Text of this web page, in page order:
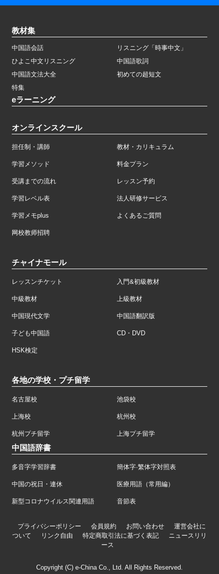
教材集
中国語会話
リスニング「時事中文」
ひよこ中文リスニング
中国語歌詞
中国語文法大全
初めての超短文
特集
eラーニング
オンラインスクール
担任制・講師 教材・カリキュラム
学習メソッド 料金プラン
受講までの流れ レッスン予約
学習レベル表 法人研修サービス
学習メモplus よくあるご質問
网校教师招聘
チャイナモール
レッスンチケット 入門&初級教材
中級教材 上級教材
中国現代文学 中国語翻訳版
子ども中国語 CD・DVD
HSK検定
各地の学校・プチ留学
名古屋校 池袋校
上海校 杭州校
杭州プチ留学 上海プチ留学
中国語辞書
多音字学習辞書 簡体字·繁体字対照表
中国の祝日・連休 医療用語（常用編）
新型コロナウイルス関連用語 音節表
プライバシーポリシー 会員規約 お問い合わせ
運営会社に
ついて
リンク自由 特定商取引法に基づく表記
ニュースリリ
ース
Copyright (C) e-China Co., Ltd. All Rights Reserved.